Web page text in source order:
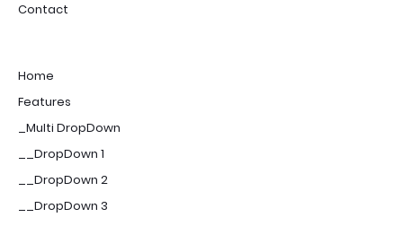
Contact
Home
Features
_Multi DropDown
__DropDown 1
__DropDown 2
__DropDown 3